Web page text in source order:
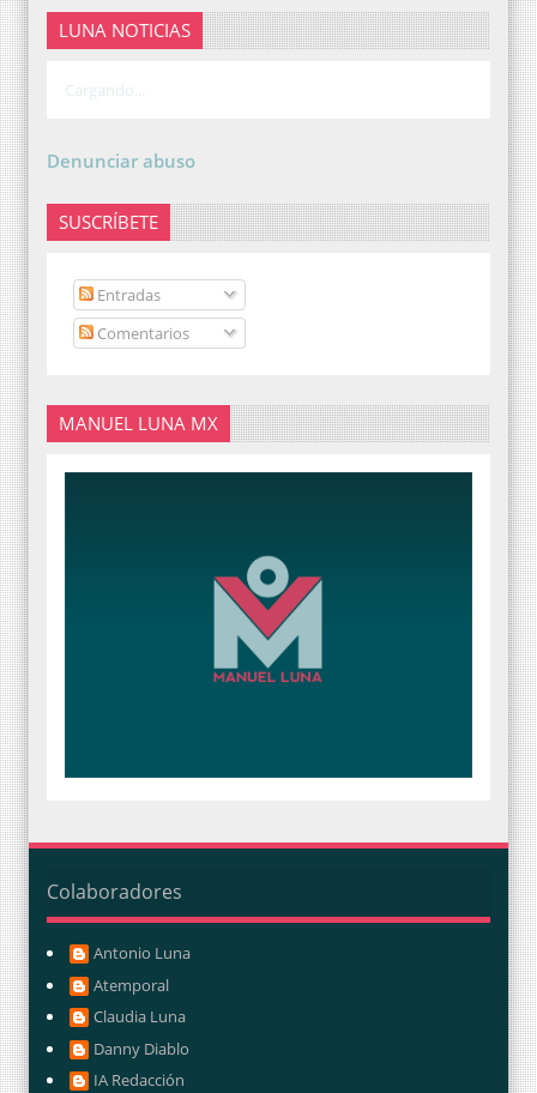
LUNA NOTICIAS
Cargando...
Denunciar abuso
SUSCRÍBETE
Entradas
Comentarios
MANUEL LUNA MX
Colaboradores
Antonio Luna
Atemporal
Claudia Luna
Danny Diablo
IA Redacción